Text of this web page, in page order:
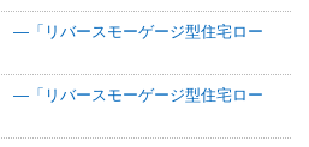
―「リバースモーゲージ型住宅ロー
―「リバースモーゲージ型住宅ロー